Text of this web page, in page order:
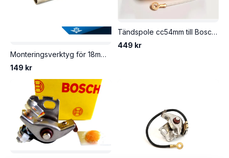
Monteringsverktyg för 18mm kondensator, Bosch m.fl.
149 kr
Tändspole cc54mm till Bosch tändsystem. Breda polskor. Från NC Motorparts.
449 kr